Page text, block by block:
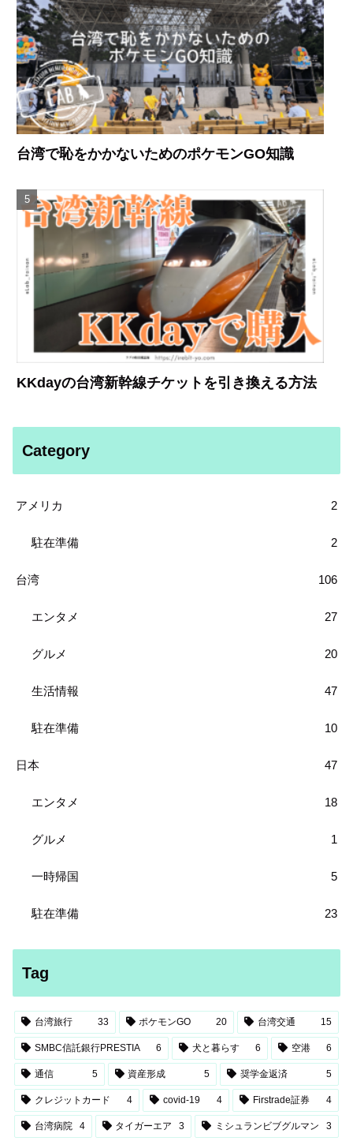
台湾で恥をかかないためのポケモンGO知識
KKdayの台湾新幹線チケットを引き換える方法
Category
アメリカ 2
駐在準備 2
台湾 106
エンタメ 27
グルメ 20
生活情報 47
駐在準備 10
日本 47
エンタメ 18
グルメ 1
一時帰国 5
駐在準備 23
Tag
台湾旅行 33 ポケモンGO 20 台湾交通 15
SMBC信託銀行PRESTIA 6 犬と暮らす 6 空港 6
通信 5 資産形成 5 奨学金返済 5
クレジットカード 4 covid-19 4 Firstrade証券 4
台湾病院 4 タイガーエア 3 ミシュランビブグルマン 3